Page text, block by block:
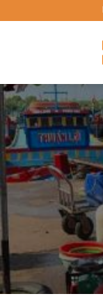
qua